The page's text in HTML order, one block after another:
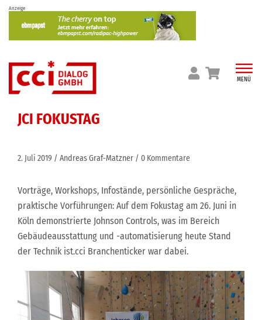
Skip
content
Anzeige
MENÜ
JCI FOKUSTAG
2. Juli 2019 Andreas Graf-Matzner 0 Kommentare
Vorträge, Workshops, Infostände, persönliche Gespräche,
praktische Vorführungen: Auf dem Fokustag am 26. Juni in
Köln demonstrierte Johnson Controls, was im Bereich
Gebäudeausstattung und -automatisierung heute Stand
der Technik ist.cci Branchenticker war dabei.